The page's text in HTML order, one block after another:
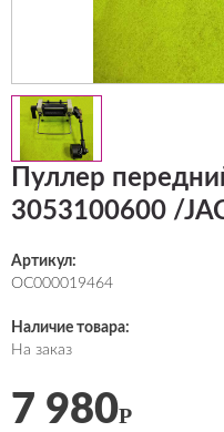
Пуллер
3053100600 /
Артикул:
ОС000019464
Наличие товара:
На заказ
7 980Р